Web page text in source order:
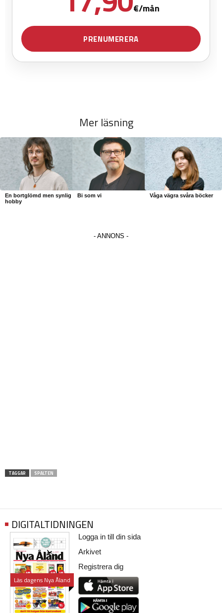
Mer läsning
En bortglömd men synlig
hobby
Bi som vi Våga vägra svåra böcker
TAGGAR SPALTEN
DIGITALTIDNINGEN
Läs dagens Nya Åland
Logga in till din sida
Arkivet
Registrera dig